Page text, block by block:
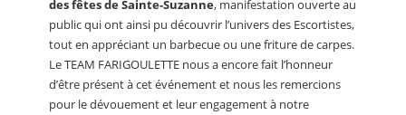
des fêtes de Sainte-Suzanne, manifestation ouverte au
public qui ont ainsi pu découvrir l’univers des Escortistes,
tout en appréciant un barbecue ou une friture de carpes.
Le TEAM FARIGOULETTE nous a encore fait l’honneur
d’être présent à cet événement et nous les remercions
pour le dévouement et leur engagement à notre